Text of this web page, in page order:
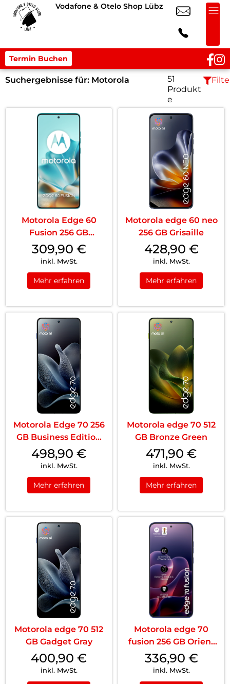
Vodafone & Otelo Shop Lübz
Termin Buchen
Suchergebnisse für: Motorola
51
Produkt
e
Motorola Edge 60
Fusion 256 GB
Amazonite
309,90 €
inkl. MwSt.
Mehr erfahren
Motorola edge 60 neo
256 GB Grisaille
428,90 €
inkl. MwSt.
Mehr erfahren
Motorola Edge 70 256
GB Business Edition
Gadget Gr...
498,90 €
inkl. MwSt.
Mehr erfahren
Motorola edge 70 512
GB Bronze Green
471,90 €
inkl. MwSt.
Mehr erfahren
Motorola edge 70 512
GB Gadget Gray
400,90 €
inkl. MwSt.
Motorola edge 70
fusion 256 GB Orient
Blue
336,90 €
inkl. MwSt.